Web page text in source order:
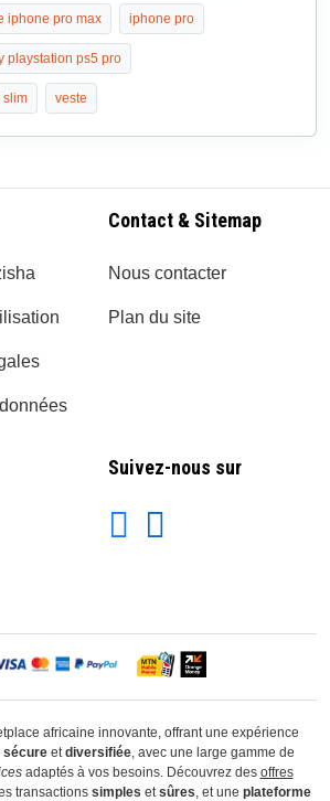
iphone pro max iphone pro
playstation ps5 pro
slim veste
Contact & Sitemap
Nous contacter
Plan du site
Suivez-nous sur
africaine innovante, offrant une expérience
sécureetdiversifiée, avec une large gamme de
adaptés à vos besoins. Découvrez des offres
transactions simples etsûres, et une plateforme